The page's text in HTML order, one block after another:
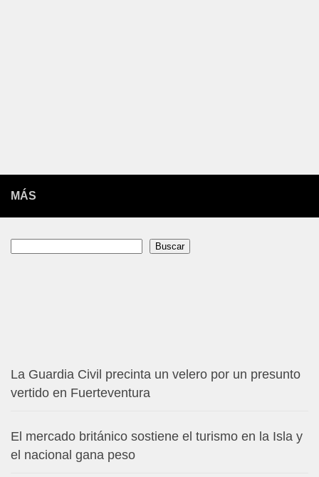
MÁS
Buscar
La Guardia Civil precinta un velero por un presunto
vertido en Fuerteventura
El mercado británico sostiene el turismo en la Isla y
el nacional gana peso